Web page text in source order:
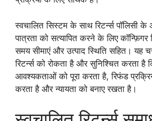
स्वचालित सिस्टम के साथ रिटर्न्स पॉलिसी के
पात्रता को सत्यापित करने के लिए कॉन्फ़िगर
समय सीमाएं और उत्पाद स्थिति सहित। यह
रिटर्न्स को रोकता है और सुनिश्चित करता है
आवश्यकताओं को पूरा करता है, रिफंड
करता है और न्यायता को बनाए रखता है।